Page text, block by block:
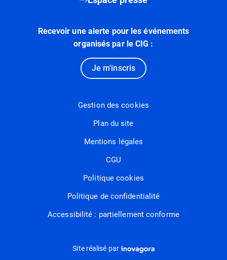
Recevoir une alerte pour les événements
organisés par le CIG :
Je m'inscris
Gestion des cookies
Plan du site
Mentions légales
CGU
Politique cookies
Politique de confidentialité
Accessibilité : partiellement conforme
Site réalisé parInovagora (ouverture dans un